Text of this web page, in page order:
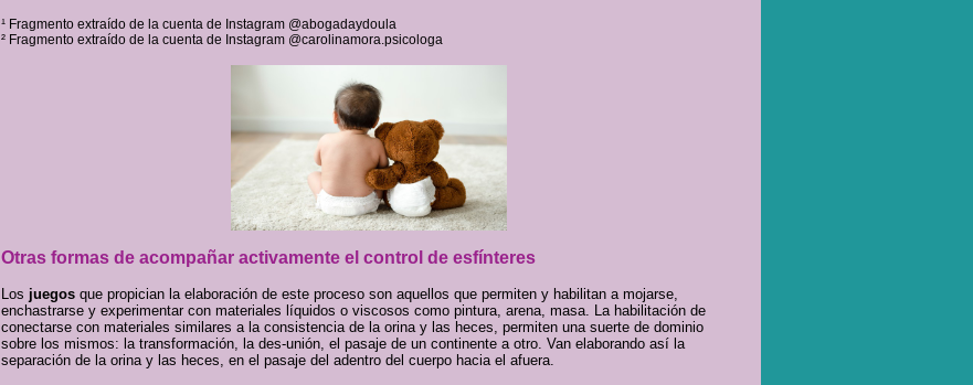
¹ Fragmento extraído de la cuenta de Instagram @abogadaydoula
² Fragmento extraído de la cuenta de Instagram @carolinamora.psicologa
Otras formas de acompañar activamente el control de esfínteres
Los juegos que propician la elaboración de este proceso son aquellos que permiten y habilitan a mojarse,
enchastrarse y experimentar con materiales líquidos o viscosos como pintura, arena, masa. La habilitación de
conectarse con materiales similares a la consistencia de la orina y las heces, permiten una suerte de dominio
sobre los mismos: la transformación, la des-unión, el pasaje de un continente a otro. Van elaborando así la
separación de la orina y las heces, en el pasaje del adentro del cuerpo hacia el afuera.